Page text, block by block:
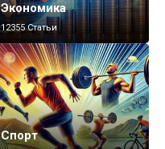
Экономика
12355 Статьи
Спорт